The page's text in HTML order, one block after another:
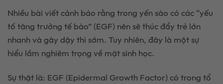
Nhiều bài viết cảnh báo rằng trong yến sào có các “yếu
tố tăng trưởng tế bào” (EGF) nên sẽ thúc đẩy trẻ lớn
nhanh và gây dậy thì sớm. Tuy nhiên, đây là một sự
hiểu lầm nghiêm trọng về mặt sinh học.
Sự thật là: EGF (Epidermal Growth Factor) có trong tổ